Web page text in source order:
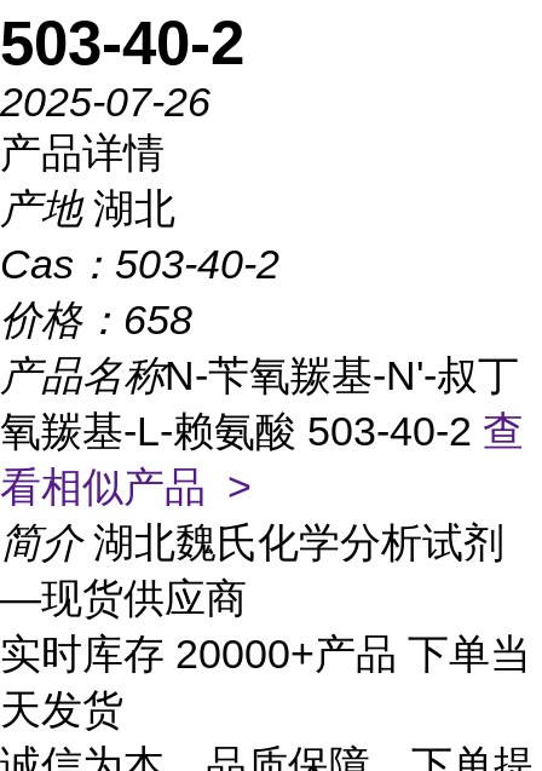
503-40-2
2025-07-26
产品详情
产地 湖北
Cas： 503-40-2
价格： 658
产品名称N-苄氧羰基-N'-叔丁
氧羰基-L-赖氨酸 503-40-2 查
看相似产品 >
简介 湖北魏氏化学分析试剂
—现货供应商
实时库存 20000+产品 下单当
天发货